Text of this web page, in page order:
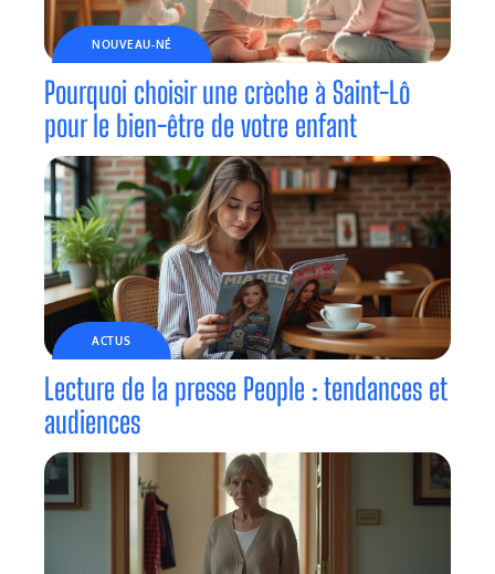
NOUVEAU-NÉ
Pourquoi choisir une crèche à Saint-Lô
pour le bien-être de votre enfant
ACTUS
Lecture de la presse People : tendances et
audiences